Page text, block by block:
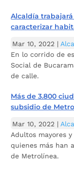
Alcaldía
caracterizar
Mar 10, 2022 |
En lo corrido de
Social de
de calle.
Más de 3.800
subsidio de
Mar 10, 2022 |
Adultos mayores
quienes más han
de Metrolínea.